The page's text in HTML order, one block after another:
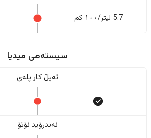
5.7 لیتر/١٠٠ کم
سیستەمی میدیا
ئەپڵ کار پلەی
ئەندرۆید ئۆتۆ